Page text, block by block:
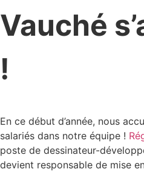
Vauché
!
En ce début d’année, nous
salariés dans notre équipe !
poste de dessinateur-
devient responsable de mise